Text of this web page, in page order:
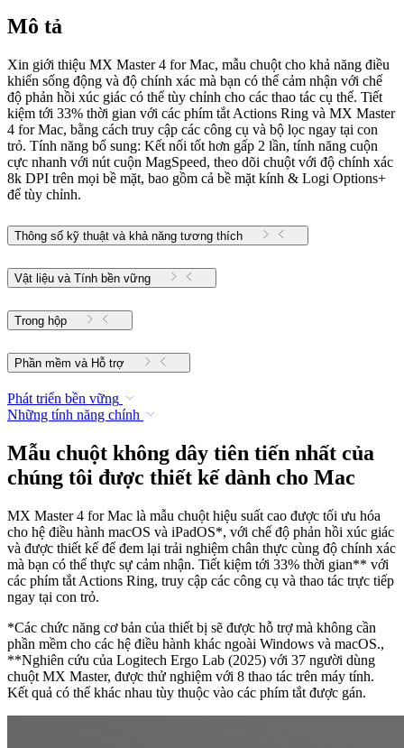
Mô tả
Xin giới thiệu MX Master 4 for Mac, mẫu chuột cho khả năng điều
khiển sống động và độ chính xác mà bạn có thể cảm nhận với chế
độ phản hồi xúc giác có thể tùy chỉnh cho các thao tác cụ thể. Tiết
kiệm tới 33% thời gian với các phím tắt Actions Ring và MX Master
4 for Mac, bằng cách truy cập các công cụ và bộ lọc ngay tại con
trỏ. Tính năng bổ sung: Kết nối tốt hơn gấp 2 lần, tính năng cuộn
cực nhanh với nút cuộn MagSpeed, theo dõi chuột với độ chính xác
8k DPI trên mọi bề mặt, bao gồm cả bề mặt kính & Logi Options+
để tùy chỉnh.
Thông số kỹ thuật và khả năng tương thích
Vật liệu và Tính bền vững
Trong hộp
Phần mềm và Hỗ trợ
Phát triển bền vững
Những tính năng chính
Mẫu chuột không dây tiên tiến nhất của
chúng tôi được thiết kế dành cho Mac
MX Master 4 for Mac là mẫu chuột hiệu suất cao được tối ưu hóa
cho hệ điều hành macOS và iPadOS*, với chế độ phản hồi xúc giác
và được thiết kế để đem lại trải nghiệm chân thực cùng độ chính xác
mà bạn có thể thực sự cảm nhận. Tiết kiệm tới 33% thời gian** với
các phím tắt Actions Ring, truy cập các công cụ và thao tác trực tiếp
ngay tại con trỏ.
*Các chức năng cơ bản của thiết bị sẽ được hỗ trợ mà không cần
phần mềm cho các hệ điều hành khác ngoài Windows và macOS.,
**Nghiên cứu của Logitech Ergo Lab (2025) với 37 người dùng
chuột MX Master, được thử nghiệm với 8 thao tác trên máy tính.
Kết quả có thể khác nhau tùy thuộc vào các phím tắt được gán.